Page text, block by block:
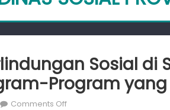
Sosial di
Program
Comments Offon